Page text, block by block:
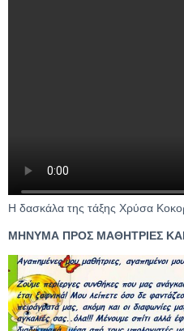
Η δασκάλα της τάξης Χρύσα
ΜΗΝΥΜΑ ΠΡΟΣ ΜΑΘΗΤΡΙΕΣ